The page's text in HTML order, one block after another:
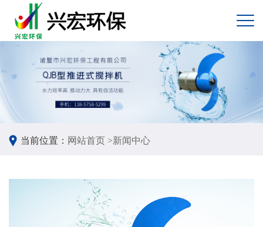
当前位置： 网站首页 >新闻中心